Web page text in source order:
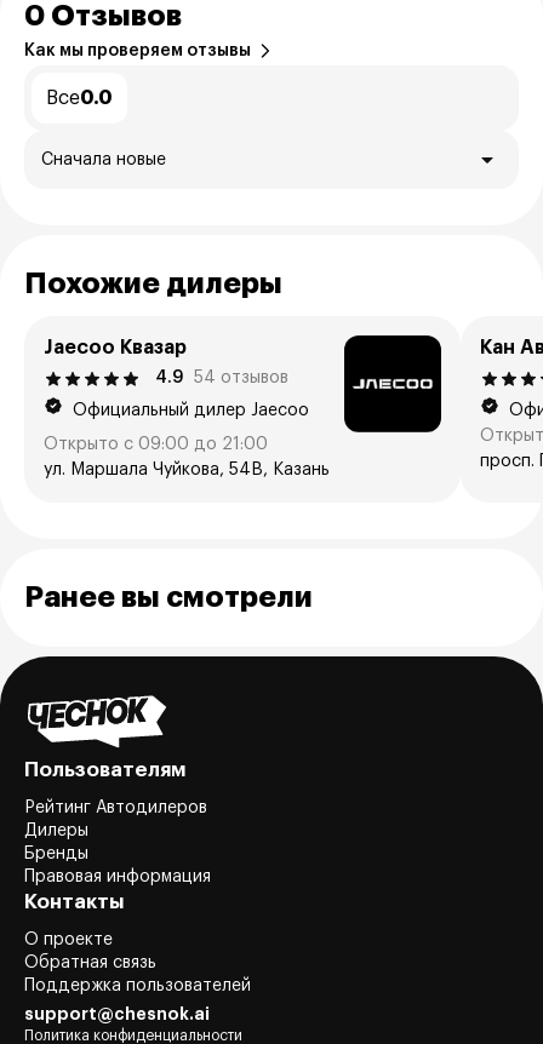
0 Отзывов
Как мы проверяем отзывы
Все0.0
Сначала новые
Похожие дилеры
Jaecoo Квазар
4.9
54 отзывов
Официальный дилер Jaecoo
Открыто с 09:00 до 21:00
ул. Маршала Чуйкова, 54В, Казань
Кан
просп.
Ранее вы смотрели
Пользователям
Рейтинг Автодилеров
Дилеры
Бренды
Правовая информация
Контакты
О проекте
Обратная связь
Поддержка пользователей
support@chesnok.ai
Политика конфиденциальности